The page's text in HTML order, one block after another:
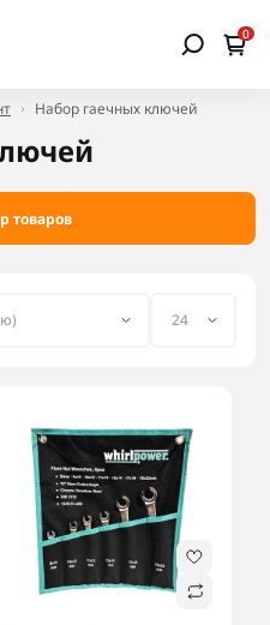
0
Набор гаечных ключей
товаров